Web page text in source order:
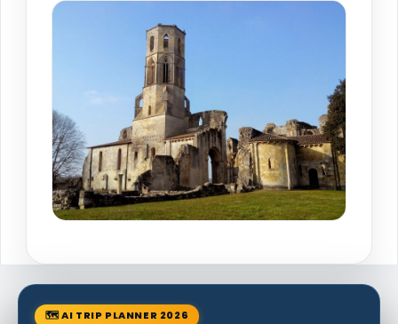
🗺 AI TRIP PLANNER 2026